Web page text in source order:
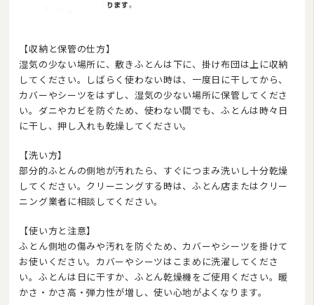
【収納と保管の仕方】
湿気の少ない場所に、敷きふとんは下に、掛け布団は上に収納
してください。しばらく使わない時は、一度日に干してから、
カバーやシーツをはずし、湿気の少ない場所に保管してくださ
い。ダニやカビを防ぐため、使わない間でも、ふとんは時々日
に干し、押し入れも乾燥してください。
【洗い方】
部分的ふとんの側地が汚れたら、すぐにつまみ洗いし十分乾燥
してください。クリーニングする時は、ふとん店またはクリー
ニング業者に相談してください。
【使い方と注意】
ふとん側地の傷みや汚れを防ぐため、カバーやシーツを掛けて
お使いください。カバーやシーツはこまめに洗濯してくださ
い。ふとんは日に干すか、ふとん乾燥機をご使用ください。暖
かさ・かさ高・弾力性が増し、使い心地がよくなります。